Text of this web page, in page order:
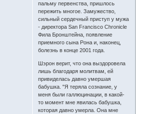
пальму первенства, пришлось
пережить многое. Замужество,
сильный сердечный приступ у мужа
- директора San Francisco Chronicle
Фила Бронштейна, появление
приемного сына Рона и, наконец,
болезнь в конце 2001 года.
Шэрон верит, что она выздоровела
лишь благодаря молитвам, ей
привиделась давно умершая
бабушка. "Я теряла сознание, у
меня были галлюцинации, в какой-
то момент мне явилась бабушка,
которая давно умерла. Она мне